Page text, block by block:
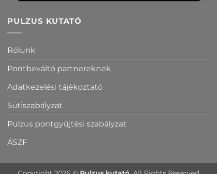
PULZUS KUTATÓ
Rólunk
Pontbeváltó partnereknek
Adatkezelési tájékoztató
Sütiszabályzat
Pulzus pontgyűjtési szabályzat
ÁSZF